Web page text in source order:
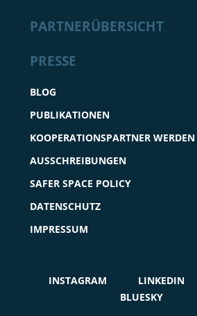
PARTNERÜBERSICHT
PRESSE
BLOG
PUBLIKATIONEN
KOOPERATIONSPARTNER WERDEN
AUSSCHREIBUNGEN
SAFER SPACE POLICY
DATENSCHUTZ
IMPRESSUM
INSTAGRAM LINKEDIN
BLUESKY